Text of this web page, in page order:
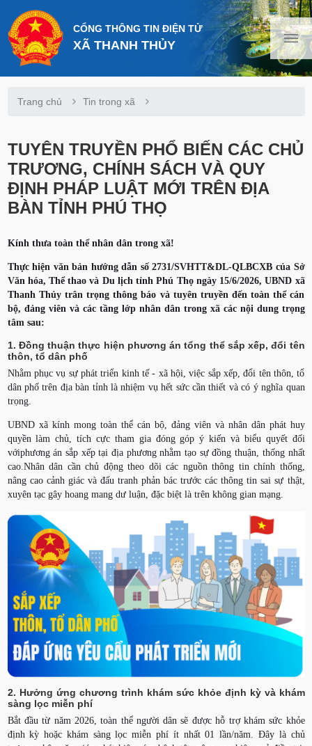
CỔNG THÔNG TIN ĐIỆN TỬ
XÃ THANH THỦY
Trang chủ Tin trong xã
TUYÊN TRUYỀN PHỔ BIẾN CÁC CHỦ
TRƯƠNG, CHÍNH SÁCH VÀ QUY
ĐỊNH PHÁP LUẬT MỚI TRÊN ĐỊA
BÀN TỈNH PHÚ THỌ
Kính thưa toàn thể nhân dân trong xã!
Thực hiện văn bản hướng dẫn số 2731/SVHTT&DL-QLBCXB của Sở
Văn hóa, Thể thao và Du lịch tỉnh Phú Thọ ngày 15/6/2026, UBND xã
Thanh Thủy trân trọng thông báo và tuyên truyền đến toàn thể cán
bộ, đảng viên và các tầng lớp nhân dân trong xã các nội dung trọng
tâm sau:
1. Đồng thuận thực hiện phương án tổng thể sắp xếp, đổi tên
thôn, tổ dân phố
Nhằm phục vụ sự phát triển kinh tế - xã hội, việc sắp xếp, đổi tên thôn, tổ
dân phố trên địa bàn tỉnh là nhiệm vụ hết sức cần thiết và có ý nghĩa quan
trọng.
UBND xã kính mong toàn thể cán bộ, đảng viên và nhân dân phát huy
quyền làm chủ, tích cực tham gia đóng góp ý kiến và biểu quyết đối
vớiphương án sắp xếp tại địa phương nhằm tạo sự đồng thuận, thống nhất
cao.Nhân dân cần chủ động theo dõi các nguồn thông tin chính thống,
nâng cao cảnh giác và đấu tranh phản bác trước các thông tin sai sự thật,
xuyên tạc gây hoang mang dư luận, đặc biệt là trên không gian mạng.
2. Hưởng ứng chương trình khám sức khỏe định kỳ và khám
sàng lọc miễn phí
Bắt đầu từ năm 2026, toàn thể người dân sẽ được hỗ trợ khám sức khỏe
định kỳ hoặc khám sàng lọc miễn phí ít nhất 01 lần/năm. Đây là chủ